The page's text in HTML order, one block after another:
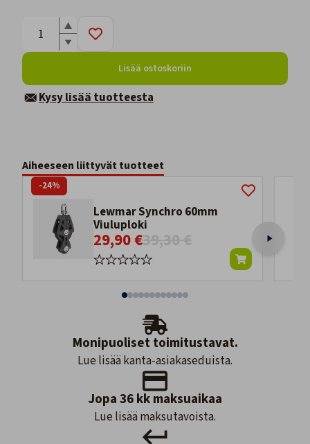
Lisää ostoskoriin
Kysy lisää tuotteesta
Aiheeseen liittyvät tuotteet
Lewmar Synchro 60mm
Viuluploki
29,90 €39,30 €
-24%
Monipuoliset toimitustavat.
Lue lisää kanta-asiakaseduista.
Jopa 36 kk maksuaikaa
Lue lisää maksutavoista.